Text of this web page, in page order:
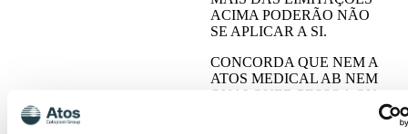
ACIMA PODERÃO NÃO
SE APLICAR A SI.
CONCORDA QUE NEM A
ATOS MEDICAL AB NEM
QUALQUER PESSOA OU
EMPRESA ASSOCIADA À